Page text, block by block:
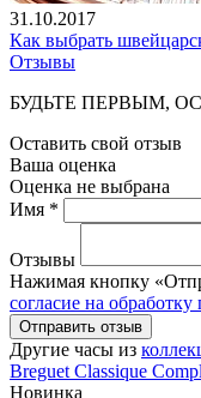
31.10.2017
Как выбрать
Отзывы
БУДЬТЕ ПЕРВЫМ,
Оставить свой отзыв
Ваша оценка
Оценка не выбрана
Имя *
Отзывы
Нажимая кнопку
согласие на
Отправить отзыв
Другие часы из
Breguet Classique
Новинка